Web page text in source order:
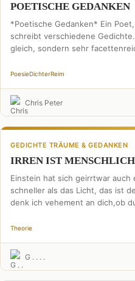
POETISCHE GEDANKEN
*Poetische Gedanken* Ein
schreibt verschiedene
gleich, sondern sehr
PoesieDichterReim
Chris Peter
GEDICHTE TRÄUME & GEDANKEN
IRREN IST MENSCHLICH
Einstein hat sich geirrtwar auch
schneller als das Licht, das ist
denk ich vehement an dich,ob
Theorie
G . . . .